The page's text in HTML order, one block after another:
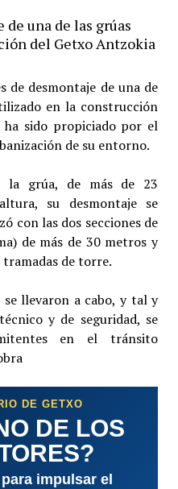
una de las grúas
del Getxo Antzokia
de desmontaje de una de
en la construcción
sido propiciado por el
de su entorno.
la grúa, de más de 23
su desmontaje se
con las dos secciones de
de más de 30 metros y
de torre.
se llevaron a cabo, y tal y
y de seguridad, se
en el tránsito
DE GETXO
DE LOS
impulsar el